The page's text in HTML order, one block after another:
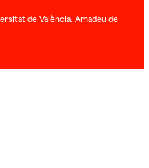
de València. Amadeu de